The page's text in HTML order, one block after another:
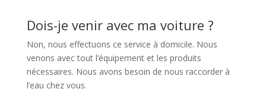
Dois-je venir avec ma voiture ?
Non, nous effectuons ce service à domicile. Nous
venons avec tout l’équipement et les produits
nécessaires. Nous avons besoin de nous raccorder à
l’eau chez vous.